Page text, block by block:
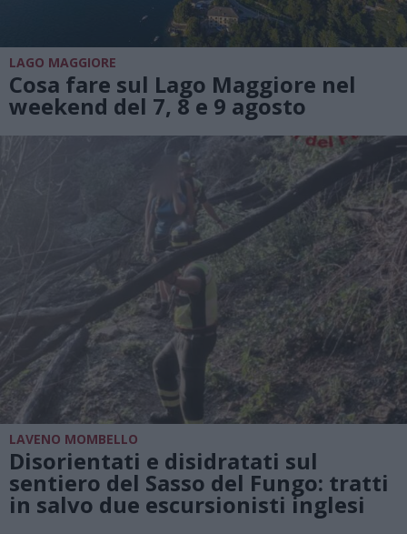
LAGO MAGGIORE
Cosa fare sul Lago Maggiore nel
weekend del 7, 8 e 9 agosto
LAVENO MOMBELLO
Disorientati e disidratati sul
sentiero del Sasso del Fungo: tratti
in salvo due escursionisti inglesi